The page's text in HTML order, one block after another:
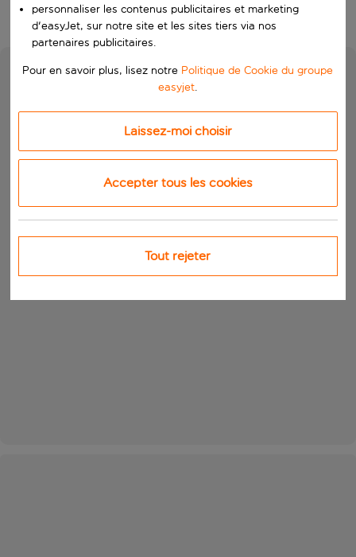
personnaliser les contenus publicitaires et marketing
d'easyJet, sur notre site et les sites tiers via nos
partenaires publicitaires.
Pour en savoir plus, lisez notre Politique de Cookie du groupe
easyjet.
Laissez-moi choisir
Accepter tous les cookies
Tout rejeter